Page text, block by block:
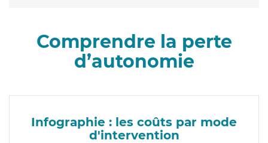
Comprendre la perte
d’autonomie
Infographie : les coûts par mode
d'intervention